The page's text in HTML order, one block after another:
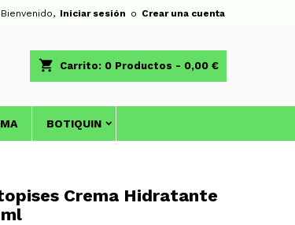
Bienvenido, Iniciar sesión o Crear una cuenta
shopping_cart Carrito: 0 Productos - 0,00 €
BOTIQUIN
Crema Hidratante